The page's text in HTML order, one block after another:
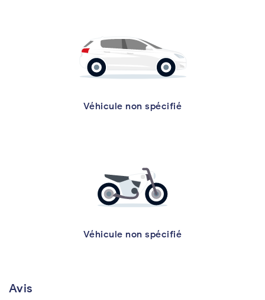
Véhicule non spécifié
Véhicule non spécifié
Avis